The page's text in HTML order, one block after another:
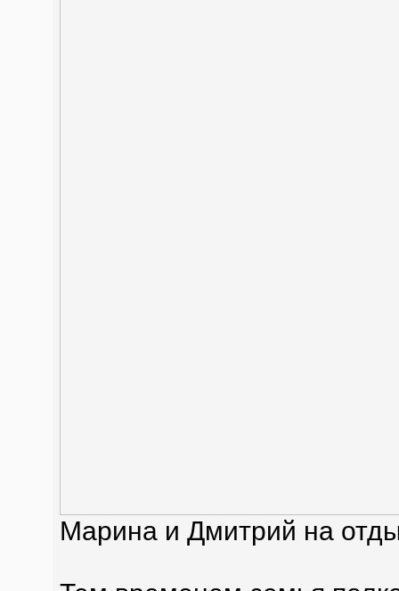
Марина и Дмитрий на